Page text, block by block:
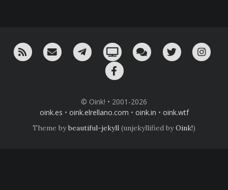
RSS ¡Mándame un email!¡Nuestro canal en Telegram!
Oink! TV Charla con nosotros
Twitter
© Oink! • 2001-2026
oink.es • oink.elrellano.com • oink.in • oink.wtf
Theme bybeautiful-jekyll (unjekyllified byOink!)